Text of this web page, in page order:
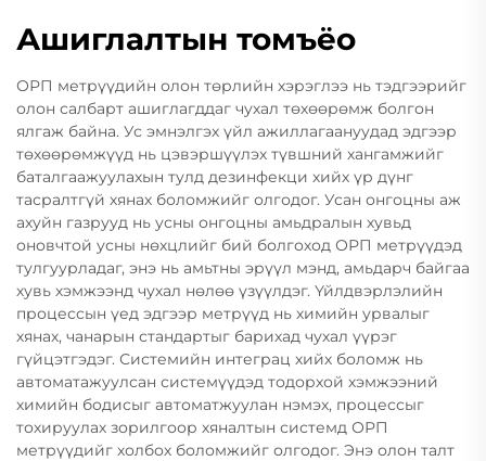
Ашиглалтын томъёо
ОРП метрүүдийн олон төрлийн хэрэглээ нь тэдгээрийг
олон салбарт ашиглагддаг чухал төхөөрөмж болгон
ялгаж байна. Ус эмнэлгэх үйл ажиллагаануудад эдгээр
төхөөрөмжүүд нь цэвэршүүлэх түвшний хангамжийг
баталгаажуулахын тулд дезинфекци хийх үр дүнг
тасралтгүй хянах боломжийг олгодог. Усан онгоцны аж
ахуйн газрууд нь усны онгоцны амьдралын хувьд
оновчтой усны нөхцлийг бий болгоход ОРП метрүүдэд
тулгуурладаг, энэ нь амьтны эрүүл мэнд, амьдарч байгаа
хувь хэмжээнд чухал нөлөө үзүүлдэг. Үйлдвэрлэлийн
процессын үед эдгээр метрүүд нь химийн урвалыг
хянах, чанарын стандартыг барихад чухал үүрэг
гүйцэтгэдэг. Системийн интеграц хийх боломж нь
автоматажуулсан системүүдэд тодорхой хэмжээний
химийн бодисыг автоматжуулан нэмэх, процессыг
тохируулах зорилгоор хяналтын системд ОРП
метрүүдийг холбох боломжийг олгодог. Энэ олон талт